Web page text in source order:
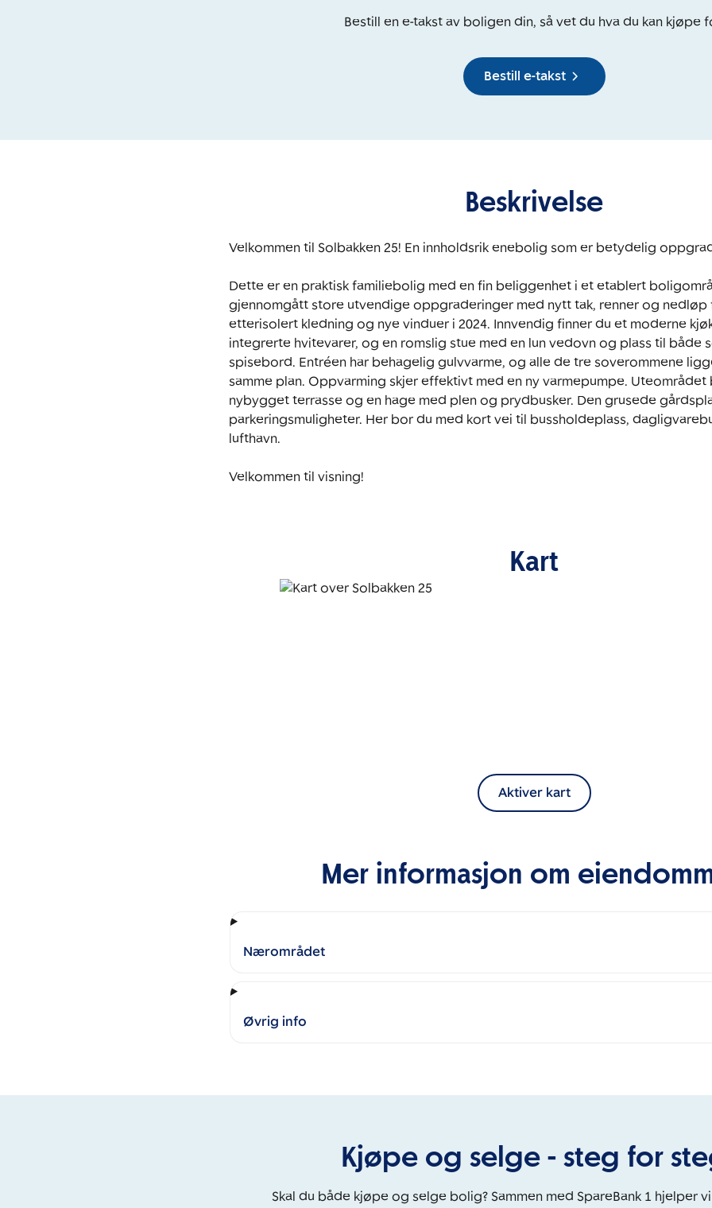
Bestill en e-takst av boligen din, så vet du hva du kan kjøpe
Bestill e-takst
Beskrivelse
Velkommen til Solbakken 25! En innholdsrik enebolig som er betydelig
Dette er en praktisk familiebolig med en fin beliggenhet i et etablert
gjennomgått store utvendige oppgraderinger med nytt tak, renner og nedløp
etterisolert kledning og nye vinduer i 2024. Innvendig finner du et moderne
integrerte hvitevarer, og en romslig stue med en lun vedovn og plass til både
spisebord. Entréen har behagelig gulvvarme, og alle de tre soverommene
samme plan. Oppvarming skjer effektivt med en ny varmepumpe. Uteområdet
nybygget terrasse og en hage med plen og prydbusker. Den grusede
parkeringsmuligheter. Her bor du med kort vei til bussholdeplass,
lufthavn.
Velkommen til visning!
Kart
Aktiver kart
Mer informasjon om
Nærområdet
Øvrig info
Kjøpe og selge - steg for
Skal du både kjøpe og selge bolig? Sammen med SpareBank 1 hjelper